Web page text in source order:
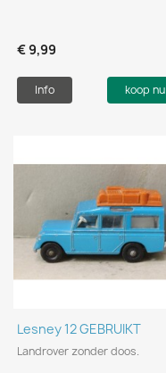
€ 9,99
Info koop nu
Lesney 12 GEBRUIKT
Landrover zonder doos.